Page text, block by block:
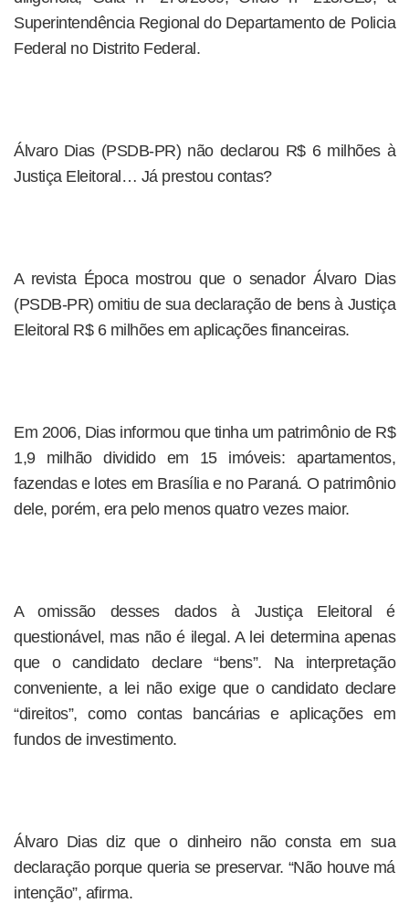
Superintendência Regional do Departamento de Policia
Federal no Distrito Federal.
Álvaro Dias (PSDB-PR) não declarou R$ 6 milhões à
Justiça Eleitoral… Já prestou contas?
A revista Época mostrou que o senador Álvaro Dias
(PSDB-PR) omitiu de sua declaração de bens à Justiça
Eleitoral R$ 6 milhões em aplicações financeiras.
Em 2006, Dias informou que tinha um patrimônio de R$
1,9 milhão dividido em 15 imóveis: apartamentos,
fazendas e lotes em Brasília e no Paraná. O patrimônio
dele, porém, era pelo menos quatro vezes maior.
A omissão desses dados à Justiça Eleitoral é
questionável, mas não é ilegal. A lei determina apenas
que o candidato declare “bens”. Na interpretação
conveniente, a lei não exige que o candidato declare
“direitos”, como contas bancárias e aplicações em
fundos de investimento.
Álvaro Dias diz que o dinheiro não consta em sua
declaração porque queria se preservar. “Não houve má
intenção”, afirma.